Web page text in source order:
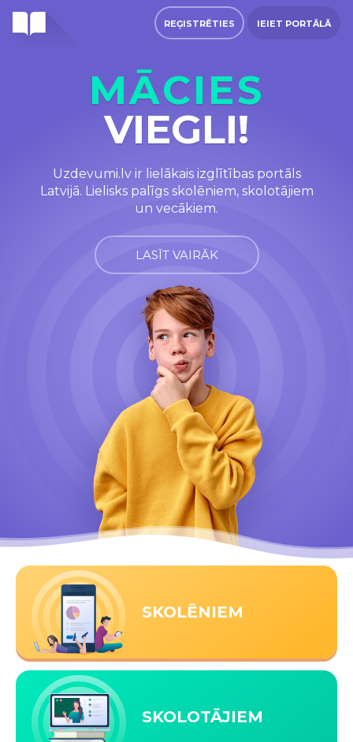
REĢISTRĒTIES IEIET PORTĀLĀ
MĀCIES
VIEGLI!
Uzdevumi.lv ir lielākais izglītības portāls
Latvijā. Lielisks palīgs skolēniem, skolotājiem
un vecākiem.
LASĪT VAIRĀK
SKOLĒNIEM
SKOLOTĀJIEM